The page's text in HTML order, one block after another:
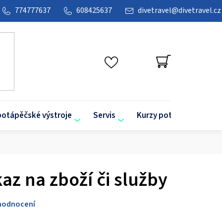
divetravel@divetravel.cz
608425637
774777637
NÁKUPNÍ
KOŠÍK
výstroje Servis Kurzy potápění
na zboží či služby